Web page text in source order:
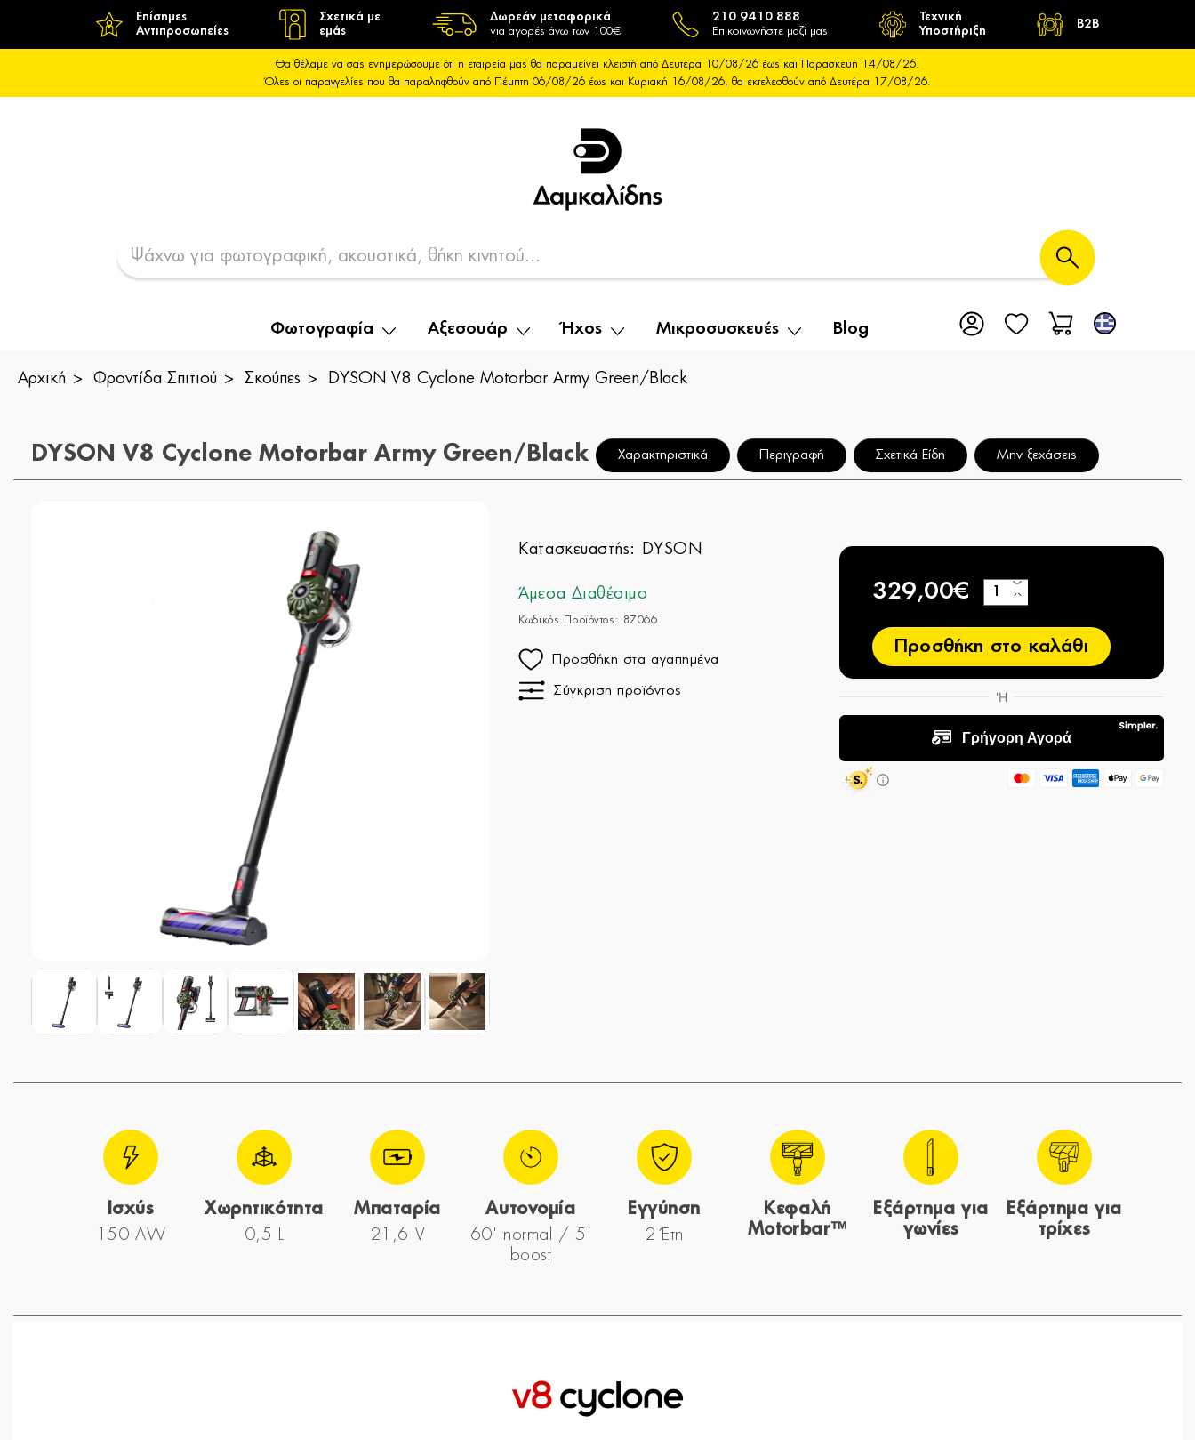
Επίσημες
Αντιπροσωπείες
Σχετικά με
εμάς
Δωρεάν μεταφορικά
για αγορές άνω των 100€
210 9410 888
Επικοινωνήστε μαζί μας
Τεχνική
Υποστήριξη
B2B
Θα θέλαμε να σας ενημερώσουμε ότι η εταιρεία μας θα παραμείνει κλειστή από Δευτέρα 10/08/26 έως και Παρασκευή 14/08/26.
Όλες οι παραγγελίες που θα παραληφθούν από Πέμπτη 06/08/26 έως και Κυριακή 16/08/26, θα εκτελεσθούν από Δευτέρα 17/08/26.
Φωτογραφία Αξεσουάρ Ήχος Μικροσυσκευές Blog
Αρχική Φροντίδα Σπιτιού Σκούπες DYSON V8 Cyclone Motorbar Army Green/Black
DYSON V8 Cyclone Motorbar Army Green/Black Χαρακτηριστικά Περιγραφή Σχετικά Είδη Μην ξεχάσεις
Κατασκευαστής: DYSON
Άμεσα Διαθέσιμο
Κωδικός Προϊόντος: 87066
Προσθήκη στα αγαπημένα
Σύγκριση προϊόντος
329,00€ −
+
Προσθήκη στο καλάθι
Ισχύς
150 AW
Χωρητικότητα
0,5 L
Μπαταρία
21,6 V
Αυτονομία
60' normal / 5'
boost
Εγγύηση
2 Έτη
Κεφαλή
Motorbar™
Εξάρτημα για
γωνίες
Εξάρτημα για
τρίχες